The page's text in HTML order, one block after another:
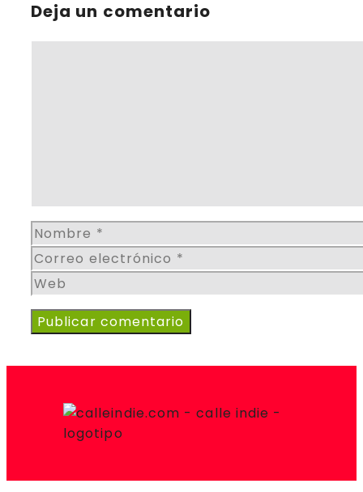
Deja un comentario
Nombre
Correo
electrónico
Web